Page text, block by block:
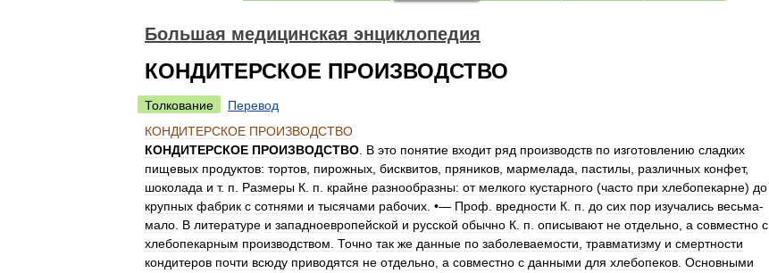
Большая медицинская энциклопедия
КОНДИТЕРСКОЕ ПРОИЗВОДСТВО
Толкование
Перевод
КОНДИТЕРСКОЕ ПРОИЗВОДСТВО
КОНДИТЕРСКОЕ ПРОИЗВОДСТВО В это понятие входит ряд производств по изготовлению сладких
пищевых продуктов: тортов пирожных бисквитов пряников мармелада пастилы различных конфет,
шоколада и т. п Размеры К п крайне разнообразны: от мелкого кустарного (часто при хлебопекарне) до
крупных фабрик с сотнями и тысячами рабочих . •— Проф вредности К п до сих пор изучались весьма-
мало В литературе и западноевропейской и русской обычно К п описывают не отдельно а совместно с
хлебопекарным производством Точно так же данные по заболеваемости травматизму и смертности
кондитеров почти всюду приводятся не отдельно а совместно с данными для хлебопеков Основными